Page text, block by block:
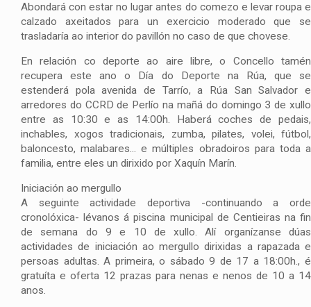
Abondará con estar no lugar antes do comezo e levar roupa e
calzado axeitados para un exercicio moderado que se
trasladaría ao interior do pavillón no caso de que chovese.
En relación co deporte ao aire libre, o Concello tamén
recupera este ano o Día do Deporte na Rúa, que se
estenderá pola avenida de Tarrío, a Rúa San Salvador e
arredores do CCRD de Perlío na mañá do domingo 3 de xullo
entre as 10:30 e as 14:00h. Haberá coches de pedais,
inchables, xogos tradicionais, zumba, pilates, volei, fútbol,
baloncesto, malabares... e múltiples obradoiros para toda a
familia, entre eles un dirixido por Xaquín Marín.
Iniciación ao mergullo
A seguinte actividade deportiva -continuando a orde
cronolóxica- lévanos á piscina municipal de Centieiras na fin
de semana do 9 e 10 de xullo. Alí organízanse dúas
actividades de iniciación ao mergullo dirixidas a rapazada e
persoas adultas. A primeira, o sábado 9 de 17 a 18:00h., é
gratuíta e oferta 12 prazas para nenas e nenos de 10 a 14
anos.